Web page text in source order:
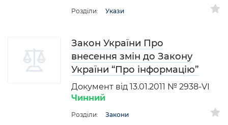
Розділи: Укази
Закон України Про
внесення змін до Закону
України “Про інформацію”
Документ від 13.01.2011 № 2938-VI
Чинний
Розділи: Закони